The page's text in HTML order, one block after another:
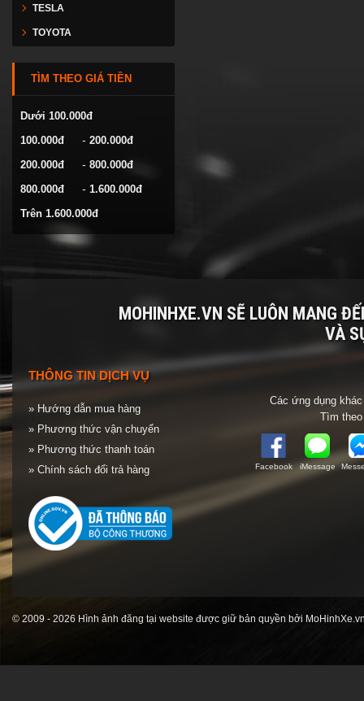
TESLA
TOYOTA
VOLKSWAGEN
TÌM THEO GIÁ TIỀN
Dưới 100.000đ
100.000đ
- 200.000đ
200.000đ
- 800.000đ
800.000đ
- 1.600.000đ
Trên 1.600.000đ
MOHINHXE.VN SẼ LUÔN MANG
VÀ
THÔNG TIN DỊCH VỤ
» Hướng dẫn mua hàng
» Phương thức vận chuyển
» Phương thức thanh toán
» Chính sách đổi trả hàng
Các ứng dụng
Tìm
Facebook iMessage
© 2009 - 2026 Hình ảnh đăng tại website được giữ bản quyền bởi